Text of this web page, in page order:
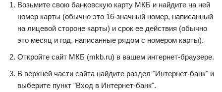
Возьмите свою банковскую карту МКБ и найдите на ней
номер карты (обычно это 16-значный номер, написанный
на лицевой стороне карты) и срок ее действия (обычно
это месяц и год, написанные рядом с номером карты).
Откройте сайт МКБ (mkb.ru) в вашем интернет-браузере.
В верхней части сайта найдите раздел "Интернет-банк" и
выберите пункт "Вход в Интернет-банк".